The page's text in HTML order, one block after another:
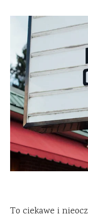
To ciekawe i